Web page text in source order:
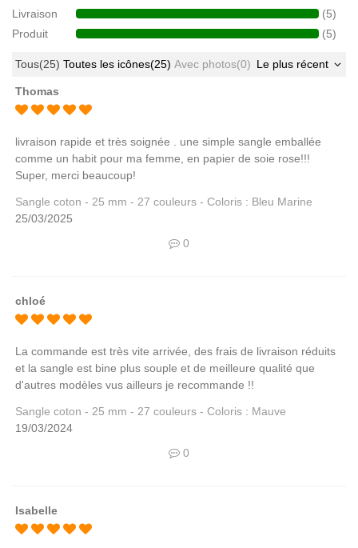
Livraison
(5)
Produit
(5)
Tous(25) Toutes les icônes(25) Avec photos(0) Le plus récent
Thomas
livraison rapide et très soignée . une simple sangle emballée
comme un habit pour ma femme, en papier de soie rose!!!
Super, merci beaucoup!
Sangle coton - 25 mm - 27 couleurs - Coloris : Bleu Marine
25/03/2025
0
chloé
La commande est très vite arrivée, des frais de livraison réduits
et la sangle est bine plus souple et de meilleure qualité que
d'autres modèles vus ailleurs je recommande !!
Sangle coton - 25 mm - 27 couleurs - Coloris : Mauve
19/03/2024
0
Isabelle